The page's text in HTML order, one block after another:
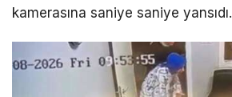
kamerasına saniye saniye yansıdı.